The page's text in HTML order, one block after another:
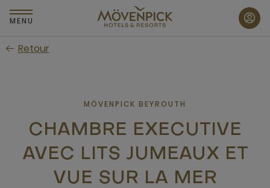
Passer
au
principal
MENU
Retour
MÖVENPICK BEYROUTH
CHAMBRE EXECUTIVE
AVEC LITS JUMEAUX ET
VUE SUR LA MER